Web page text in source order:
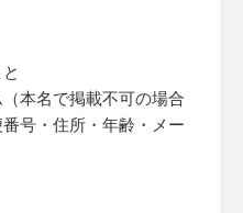
本名で掲載不可の場合
号・住所・年齢・メー